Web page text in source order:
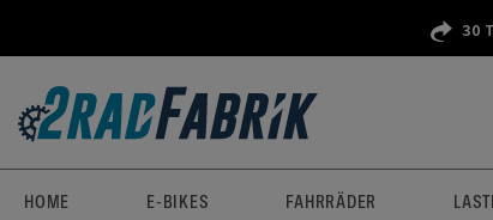
30
HOME E-BIKES FAHRRÄDER